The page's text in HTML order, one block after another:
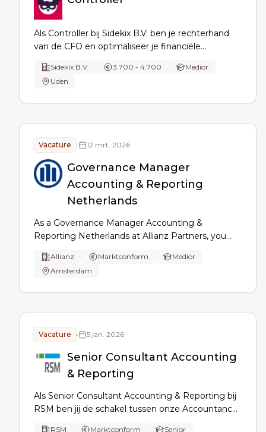
Als Controller bij Sidekix B.V. ben je rechterhand
van de CFO en optimaliseer je financiële
budgettering/forecasting, controles &
compliance, maandafsluiting en
Sidekix B.V. 3.700 - 4.700
Medior
Uden
Vacature • 12 mrt. 2026
Governance Manager
Accounting & Reporting
Netherlands
As a Governance Manager Accounting &
Reporting Netherlands at Allianz Partners, you
deliver analyses and reconciliations, coordinate
audits and risk controls, drive AI-enabled process
Allianz Marktconform
Medior
Amsterdam
Vacature • 5 jan. 2026
Senior Consultant Accounting
& Reporting
Als Senior Consultant Accounting & Reporting bij
RSM ben jij de schakel tussen onze Accountancy
RSM Marktconform
Senior